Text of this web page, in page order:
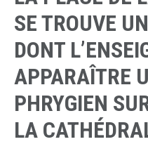
SE TROUVE
DONT
APPARAÎTRE
PHRYGIEN
LA